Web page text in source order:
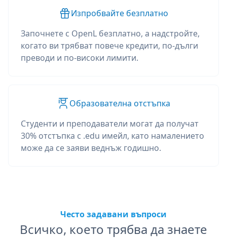
Изпробвайте безплатно
Започнете с OpenL безплатно, а надстройте,
когато ви трябват повече кредити, по-дълги
преводи и по-високи лимити.
Образователна отстъпка
Студенти и преподаватели могат да получат
30% отстъпка с .edu имейл, като намалението
може да се заяви веднъж годишно.
Често задавани въпроси
Всичко, което трябва да знаете